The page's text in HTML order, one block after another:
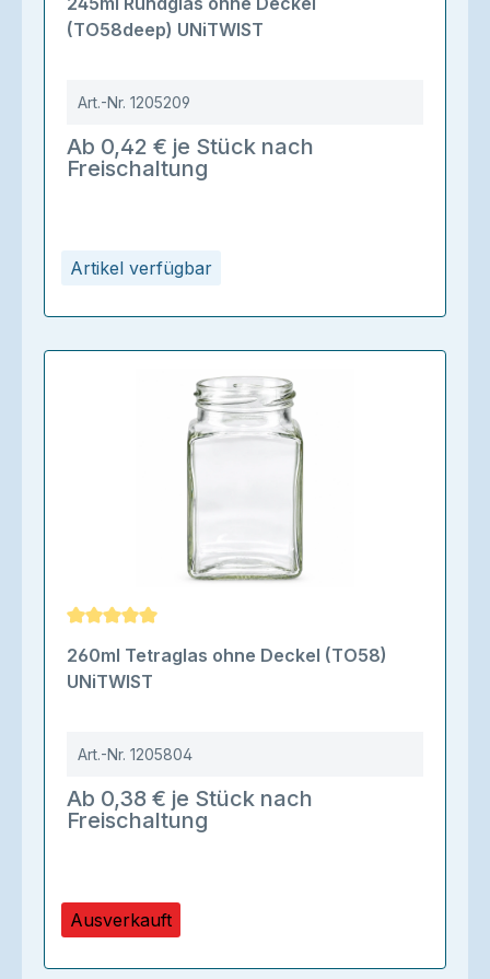
Artikel verfügbar
(TO58deep) UNiTWIST
Art.-Nr. 1205209
Ab 0,42 € je Stück nach
Freischaltung
Ausverkauft
Durchschnittliche Bewertung von 5 von 5 Sternen
260ml Tetraglas ohne Deckel (TO58)
UNiTWIST
Art.-Nr. 1205804
Ab 0,38 € je Stück nach
Freischaltung